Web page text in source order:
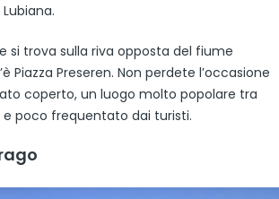
si trova sulla riva opposta del fiume
Piazza Preseren. Non perdete l’occasione
coperto, un luogo molto popolare tra
poco frequentato dai turisti.